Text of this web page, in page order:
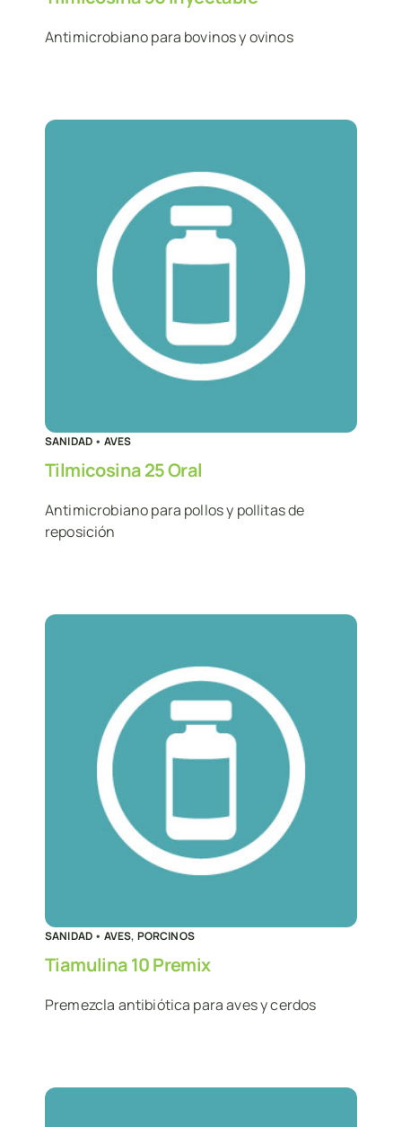
Antimicrobiano para bovinos y ovinos
SANIDAD • AVES
Tilmicosina 25 Oral
Antimicrobiano para pollos y pollitas de
reposición
SANIDAD • AVES, PORCINOS
Tiamulina 10 Premix
Premezcla antibiótica para aves y cerdos